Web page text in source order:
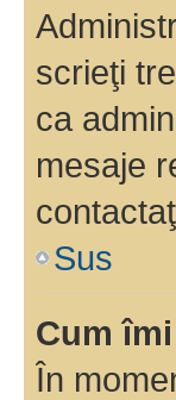
scrieţi
ca
mesaje
Sus
Cum
În